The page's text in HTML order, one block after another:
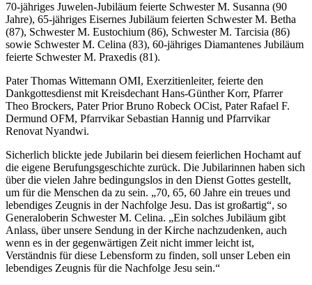
70-jähriges Juwelen-Jubiläum feierte Schwester M. Susanna (90
Jahre), 65-jähriges Eisernes Jubiläum feierten Schwester M. Betha
(87), Schwester M. Eustochium (86), Schwester M. Tarcisia (86)
sowie Schwester M. Celina (83), 60-jähriges Diamantenes Jubiläum
feierte Schwester M. Praxedis (81).
Pater Thomas Wittemann OMI, Exerzitienleiter, feierte den
Dankgottesdienst mit Kreisdechant Hans-Günther Korr, Pfarrer
Theo Brockers, Pater Prior Bruno Robeck OCist, Pater Rafael F.
Dermund OFM, Pfarrvikar Sebastian Hannig und Pfarrvikar
Renovat Nyandwi.
Sicherlich blickte jede Jubilarin bei diesem feierlichen Hochamt auf
die eigene Berufungsgeschichte zurück. Die Jubilarinnen haben sich
über die vielen Jahre bedingungslos in den Dienst Gottes gestellt,
um für die Menschen da zu sein. „70, 65, 60 Jahre ein treues und
lebendiges Zeugnis in der Nachfolge Jesu. Das ist großartig“, so
Generaloberin Schwester M. Celina. „Ein solches Jubiläum gibt
Anlass, über unsere Sendung in der Kirche nachzudenken, auch
wenn es in der gegenwärtigen Zeit nicht immer leicht ist,
Verständnis für diese Lebensform zu finden, soll unser Leben ein
lebendiges Zeugnis für die Nachfolge Jesu sein.“